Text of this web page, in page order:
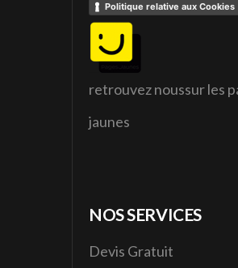
Politique relative aux Cookies
retrouvez noussur les
jaunes
NOS SERVICES
Devis Gratuit